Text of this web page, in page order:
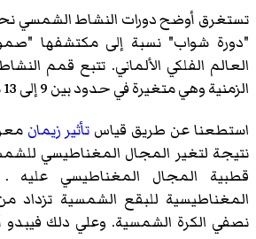
"دورة شواب" نسبة إلى مكتشفها
العالم الفلكي الألماني. تتبع قمم
الزمنية وهي متغيرة في حدود بين 9 إلى 13 سنة .
استطعنا عن طريق قياس تأثير زيمان
نتيجة لتغير المجال المغناطيسي
قطبية المجال المغناطيسي عليه
المغناطيسية للبقع الشمسية تزداد
نصفي الكرة الشمسية. وعلي دلك فيبدو